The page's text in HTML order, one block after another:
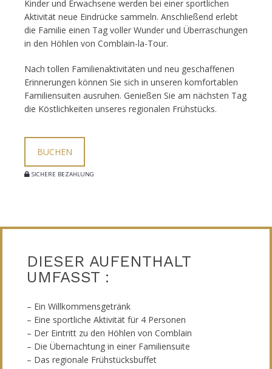
Kinder und Erwachsene werden bei einer sportlichen
Aktivität neue Eindrücke sammeln. Anschließend erlebt
die Familie einen Tag voller Wunder und Überraschungen
in den Höhlen von Comblain-la-Tour.
Nach tollen Familienaktivitäten und neu geschaffenen
Erinnerungen können Sie sich in unseren komfortablen
Familiensuiten ausruhen. Genießen Sie am nächsten Tag
die Köstlichkeiten unseres regionalen Frühstücks.
BUCHEN
SICHERE BEZAHLUNG
DIESER AUFENTHALT
UMFASST :
– Ein Willkommensgetränk
– Eine sportliche Aktivität für 4 Personen
– Der Eintritt zu den Höhlen von Comblain
– Die Übernachtung in einer Familiensuite
– Das regionale Frühstücksbuffet